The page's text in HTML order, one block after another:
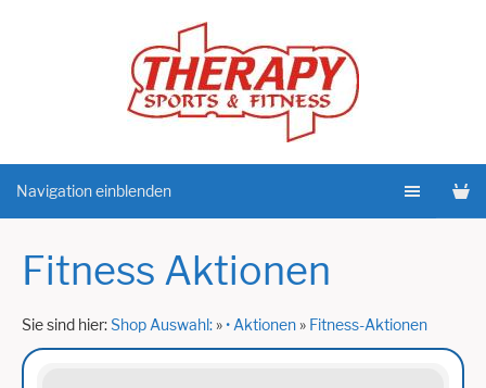
Navigation einblenden
Fitness Aktionen
Sie sind hier:Shop Auswahl:»• Aktionen» Fitness-Aktionen